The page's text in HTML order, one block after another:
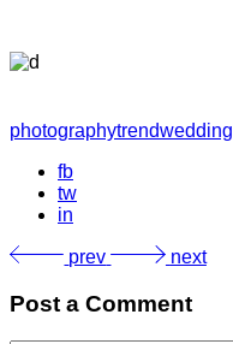
photographytrendwedding
fb
tw
in
prev next
Post a Comment